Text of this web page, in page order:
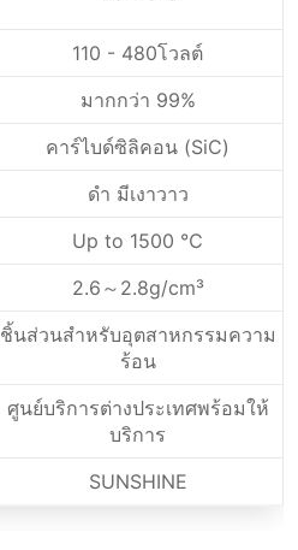
110 - 480โวลต์
มากกว่า 99%
คาร์ไบด์ซิลิคอน (SiC)
ดํา มีเงาวาว
Up to 1500 ℃
2.6～2.8g/cm³
ชิ้นส่วนสําหรับอุตสาหกรรมความ
ร้อน
ศูนย์บริการต่างประเทศพร้อมให้
บริการ
SUNSHINE